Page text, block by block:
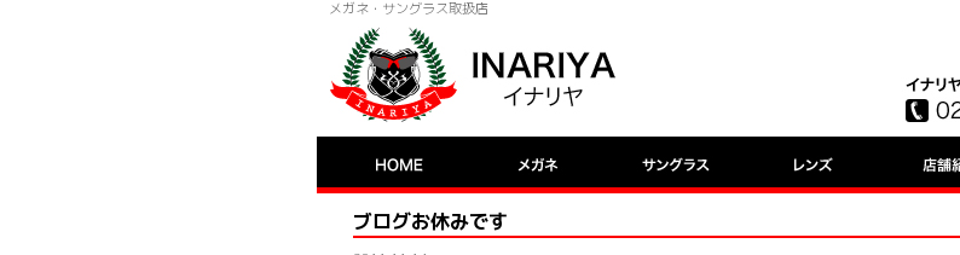
メガネ・サングラス取扱店
ブログお休みです